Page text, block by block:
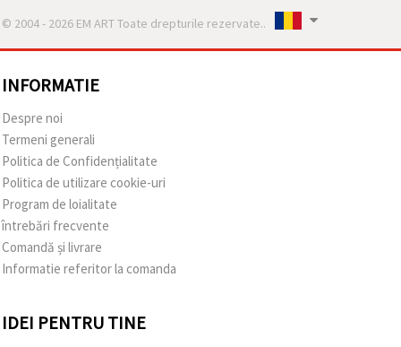
© 2004 - 2026 EM ART Toate drepturile rezervate..
INFORMATIE
Despre noi
Termeni generali
Politica de Confidențialitate
Politica de utilizare cookie-uri
Program de loialitate
întrebări frecvente
Comandă și livrare
Informatie referitor la comanda
IDEI PENTRU TINE